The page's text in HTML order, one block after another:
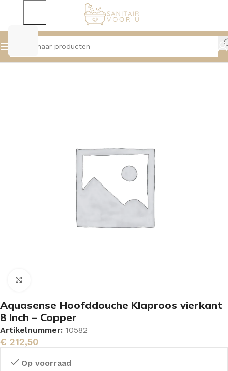
Home Douche Hoofddouches, Muur- en Plafondarmen
Aquasense Hoofddouche Klaproos vierkant
8 Inch – Copper
Artikelnummer: 10582
€ 212,50
Op voorraad